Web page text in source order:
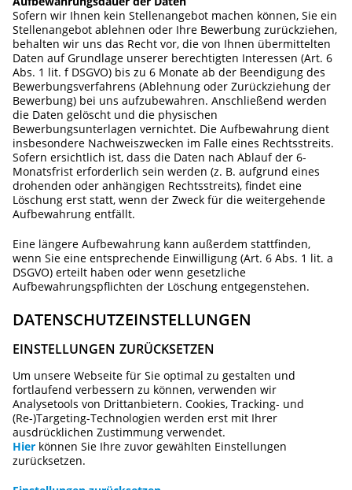
Sofern wir Ihnen kein Stellenangebot machen können, Sie ein
Stellenangebot ablehnen oder Ihre Bewerbung zurückziehen,
behalten wir uns das Recht vor, die von Ihnen übermittelten
Daten auf Grundlage unserer berechtigten Interessen (Art. 6
Abs. 1 lit. f DSGVO) bis zu 6 Monate ab der Beendigung des
Bewerbungsverfahrens (Ablehnung oder Zurückziehung der
Bewerbung) bei uns aufzubewahren. Anschließend werden
die Daten gelöscht und die physischen
Bewerbungsunterlagen vernichtet. Die Aufbewahrung dient
insbesondere Nachweiszwecken im Falle eines Rechtsstreits.
Sofern ersichtlich ist, dass die Daten nach Ablauf der 6-
Monatsfrist erforderlich sein werden (z. B. aufgrund eines
drohenden oder anhängigen Rechtsstreits), findet eine
Löschung erst statt, wenn der Zweck für die weitergehende
Aufbewahrung entfällt.
Eine längere Aufbewahrung kann außerdem stattfinden,
wenn Sie eine entsprechende Einwilligung (Art. 6 Abs. 1 lit. a
DSGVO) erteilt haben oder wenn gesetzliche
Aufbewahrungspflichten der Löschung entgegenstehen.
DATENSCHUTZEINSTELLUNGEN
EINSTELLUNGEN ZURÜCKSETZEN
Um unsere Webseite für Sie optimal zu gestalten und
fortlaufend verbessern zu können, verwenden wir
Analysetools von Drittanbietern. Cookies, Tracking- und
(Re-)Targeting-Technologien werden erst mit Ihrer
ausdrücklichen Zustimmung verwendet.
Hier können Sie Ihre zuvor gewählten Einstellungen
zurücksetzen.